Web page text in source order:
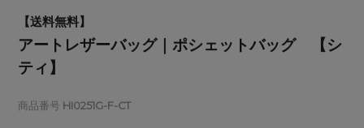
【送料無料】
アートレザーバッグ｜ポシェットバッグ 【シ
ティ】
商品番号 HI0251G-F-CT